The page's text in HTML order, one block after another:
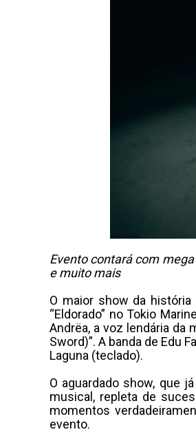
Evento contará com
e muito mais
O maior show da
“Eldorado” no Tokio
Andrëa, a voz lendária da
Sword)”. A banda de Edu
Laguna (teclado).
O aguardado show, que
musical, repleta de
momentos
evento.